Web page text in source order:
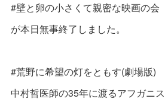
#壁と卵の小さくて親密な映画の会
が本日無事終了しました。
#荒野に希望の灯をともす(劇場版)
中村哲医師の35年に渡るアフガニ